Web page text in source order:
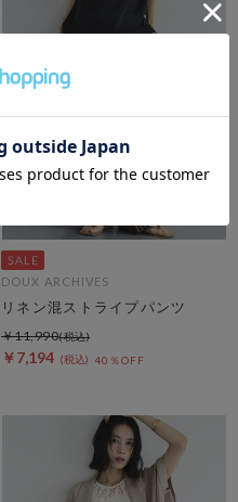
DOUX ARCHIVES
リネン混ストライプパンツ
￥7,194 40％OFF
￥11,990